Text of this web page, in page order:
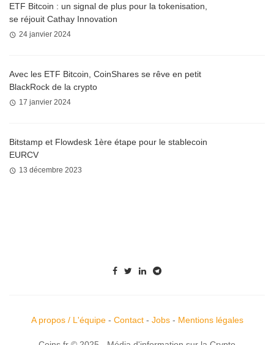
ETF Bitcoin : un signal de plus pour la tokenisation,
se réjouit Cathay Innovation
24 janvier 2024
Avec les ETF Bitcoin, CoinShares se rêve en petit
BlackRock de la crypto
17 janvier 2024
Bitstamp et Flowdesk 1ère étape pour le stablecoin
EURCV
13 décembre 2023
A propos / L'équipe- Contact- Jobs- Mentions légales